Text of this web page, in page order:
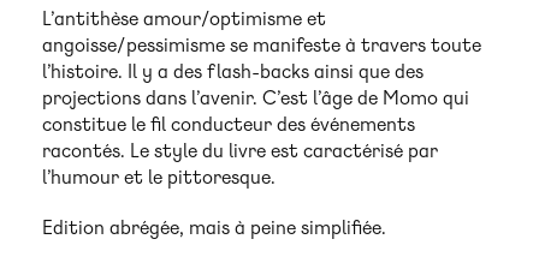
L’antithèse amour/optimisme et
angoisse/pessimisme se manifeste à travers toute
l’histoire. Il y a des flash-backs ainsi que des
projections dans l’avenir. C’est l’âge de Momo qui
constitue le fil conducteur des événements
racontés. Le style du livre est caractérisé par
l’humour et le pittoresque.
Edition abrégée, mais à peine simplifiée.